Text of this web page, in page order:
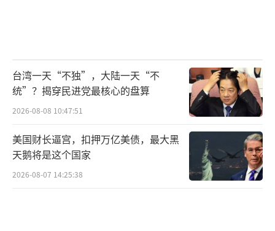
台湾一天“不独”，大陆一天“不
统”？揭穿民进党最核心的盘算
2026-08-08 10:47:51
美国财长逼宫，扣押万亿美债，最大黑
天鹅将是这个国家
2026-08-07 14:25:38